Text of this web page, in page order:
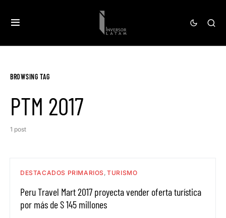
BROWSING TAG
PTM 2017
1 post
DESTACADOS PRIMARIOS TURISMO
Peru Travel Mart 2017 proyecta vender oferta turística
por más de S 145 millones